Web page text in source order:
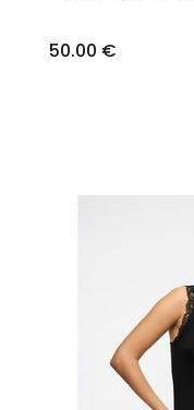
50.00 €